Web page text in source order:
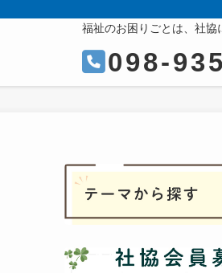
福祉のお困りごとは、社協
098-